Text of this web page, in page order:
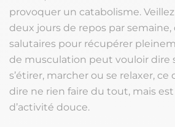
provoquer un catabolisme.
deux jours de repos par
salutaires pour récupérer
de musculation peut vouloir dire
s’étirer, marcher ou se relaxer,
dire ne rien faire du tout, mais
d’activité douce.